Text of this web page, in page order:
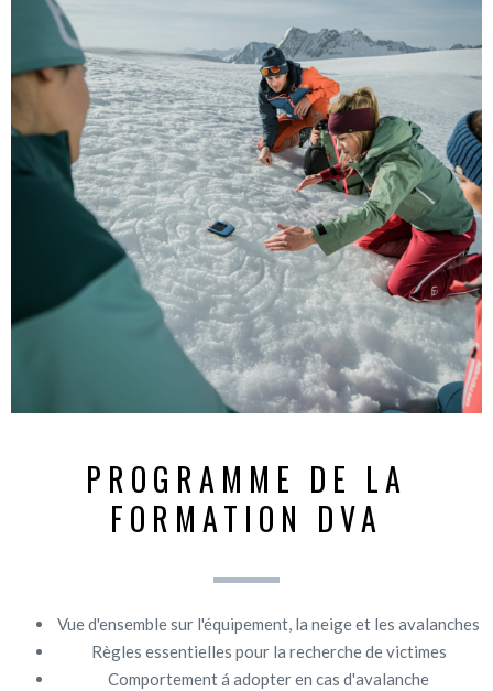
PROGRAMME DE LA
FORMATION DVA
​​Vue d'ensemble sur l'équipement, la neige et les avalanches
Règles essentielles pour la recherche de victimes
Comportement á adopter en cas d'avalanche